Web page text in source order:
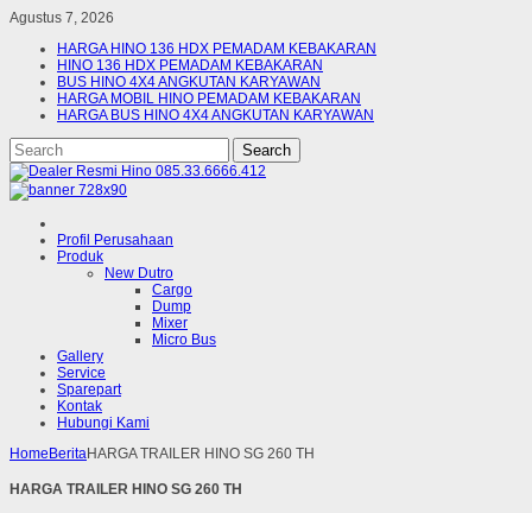
Agustus 7, 2026
HARGA HINO 136 HDX PEMADAM KEBAKARAN
HINO 136 HDX PEMADAM KEBAKARAN
BUS HINO 4X4 ANGKUTAN KARYAWAN
HARGA MOBIL HINO PEMADAM KEBAKARAN
HARGA BUS HINO 4X4 ANGKUTAN KARYAWAN
Profil Perusahaan
Produk
New Dutro
Cargo
Dump
Mixer
Micro Bus
Gallery
Service
Sparepart
Kontak
Hubungi Kami
Home BeritaHARGA TRAILER HINO SG 260 TH
HARGA TRAILER HINO SG 260 TH